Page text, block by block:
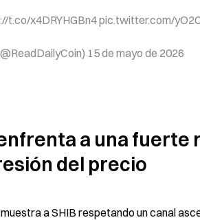
t.co/x4DRYHGBn4 pic.twitter.com/
15 de mayo de 2026
a una
del precio
a SHIB respetando un canal